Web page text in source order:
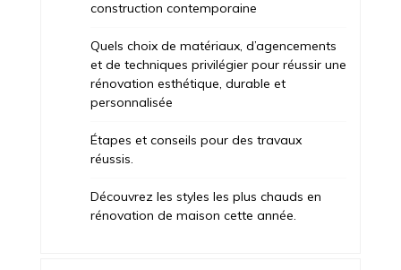
construction contemporaine
Quels choix de matériaux, d’agencements
et de techniques privilégier pour réussir une
rénovation esthétique, durable et
personnalisée
Étapes et conseils pour des travaux
réussis.
Découvrez les styles les plus chauds en
rénovation de maison cette année.